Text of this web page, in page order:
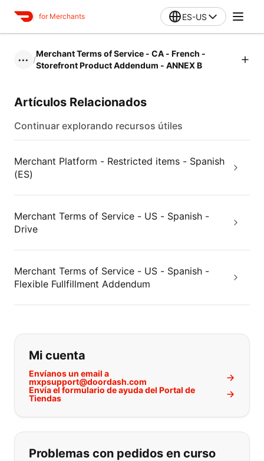
for Merchants ES-US
••• /
Merchant Terms of Service - CA - French -
Storefront Product Addendum - ANNEX B
Artículos Relacionados
Continuar explorando recursos útiles
Merchant Platform - Restricted items - Spanish
(ES)
Merchant Terms of Service - US - Spanish -
Drive
Merchant Terms of Service - US - Spanish -
Flexible Fullfillment Addendum
Si no puede encontrar lo que está
Mi cuenta
Envíanos un email a
mxpsupport@doordash.com
Envía el formulario de ayuda del Portal de
Tiendas
Problemas con pedidos en curso